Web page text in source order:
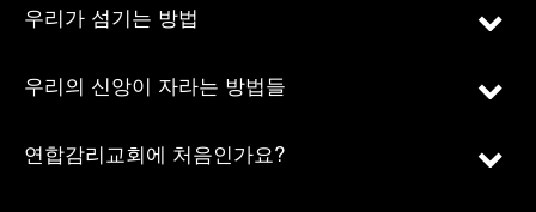
우리가 섬기는 방법
우리의 신앙이 자라는 방법들
연합감리교회에 처음인가요?